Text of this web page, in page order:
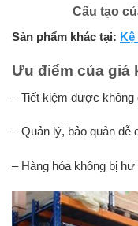
Cấu tạo
Sản phẩm khác tại:
Ưu điểm của giá
– Tiết kiệm được không
– Quản lý, bảo quản dễ
– Hàng hóa không bị